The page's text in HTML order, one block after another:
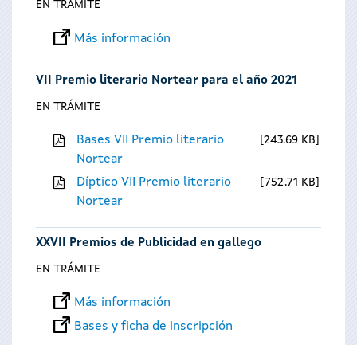
EN TRÁMITE
Más información
VII Premio literario Nortear para el año 2021
EN TRÁMITE
Bases VII Premio literario
Nortear
243.69 KB
Díptico VII Premio literario
Nortear
752.71 KB
XXVII Premios de Publicidad en gallego
EN TRÁMITE
Más información
Bases y ficha de inscripción